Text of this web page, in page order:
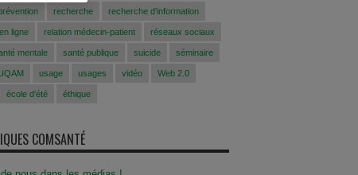
recherche recherche d'information
ligne relation médecin-patient réseaux sociaux
mentale santé publique suicide séminaire
usage usages vidéo Web 2.0
école d'été éthique
COMSANTÉ